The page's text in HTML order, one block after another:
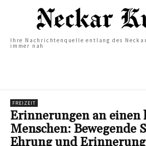
Ihre Nachrichtenquelle entlang des
immer nah
FREIZEIT
Erinnerungen an einen
Menschen: Bewegende
Ehrung und Erinnerung